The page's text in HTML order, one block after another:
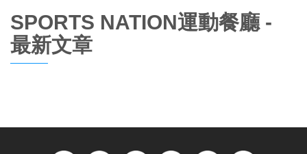
SPORTS NATION運動餐廳 -
最新文章